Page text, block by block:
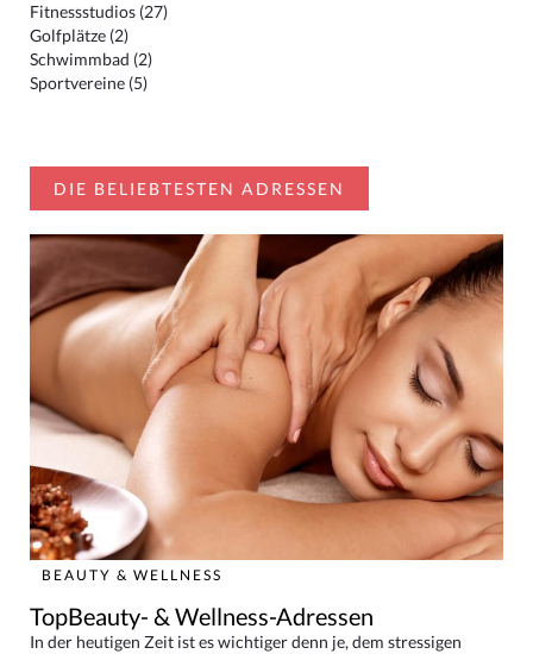
Fitnessstudios (27)
Golfplätze (2)
Schwimmbad (2)
Sportvereine (5)
DIE BELIEBTESTEN ADRESSEN
BEAUTY & WELLNESS
TopBeauty- & Wellness-Adressen
In der heutigen Zeit ist es wichtiger denn je, dem stressigen